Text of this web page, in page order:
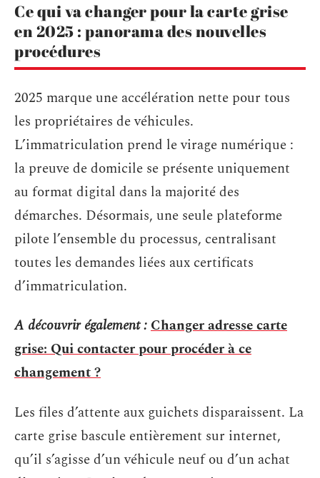
Ce qui va changer pour la carte grise
en 2025 : panorama des nouvelles
procédures
2025 marque une accélération nette pour tous
les propriétaires de véhicules.
L’immatriculation prend le virage numérique :
la preuve de domicile se présente uniquement
au format digital dans la majorité des
démarches. Désormais, une seule plateforme
pilote l’ensemble du processus, centralisant
toutes les demandes liées aux certificats
d’immatriculation.
A découvrir également :Changer adresse carte
grise: Qui contacter pour procéder à ce
changement ?
Les files d’attente aux guichets disparaissent. La
carte grise bascule entièrement sur internet,
qu’il s’agisse d’un véhicule neuf ou d’un achat